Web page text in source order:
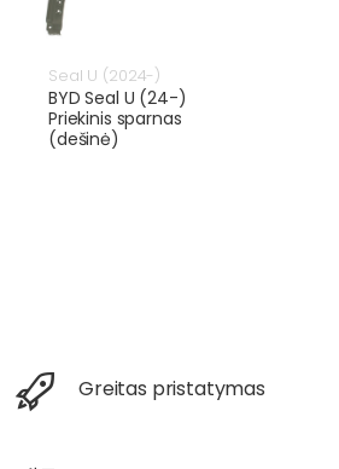
Seal U (2024-)
BYD Seal U (24-)
Priekinis sparnas
(dešinė)
Greitas pristatymas